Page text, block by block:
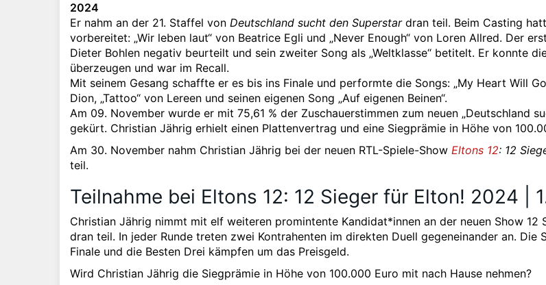
2024
Er nahm an der 21. Staffel von Deutschland sucht den Superstardran teil. Beim Casting
vorbereitet: „Wir leben laut“ von Beatrice Egli und „Never Enough“ von Loren Allred. Der
Dieter Bohlen negativ beurteilt und sein zweiter Song als „Weltklasse“ betitelt. Er konnte
überzeugen und war im Recall.
Mit seinem Gesang schaffte er es bis ins Finale und performte die Songs: „My Heart Will
Dion, „Tattoo“ von Lereen und seinen eigenen Song „Auf eigenen Beinen“.
Am 09. November wurde er mit 75,61 % der Zuschauerstimmen zum neuen „Deutschland
gekürt. Christian Jährig erhielt einen Plattenvertrag und eine Siegprämie in Höhe von
Am 30. November nahm Christian Jährig bei der neuen RTL-Spiele-Show Eltons 12: 12
teil.
Teilnahme bei Eltons 12: 12 Sieger für Elton! 2024 |
Christian Jährig nimmt mit elf weiteren promintente Kandidat*innen an der neuen Show 12
dran teil. In jeder Runde treten zwei Kontrahenten im direkten Duell gegeneinander an. Die
Finale und die Besten Drei kämpfen um das Preisgeld.
Wird Christian Jährig die Siegprämie in Höhe von 100.000 Euro mit nach Hause nehmen?